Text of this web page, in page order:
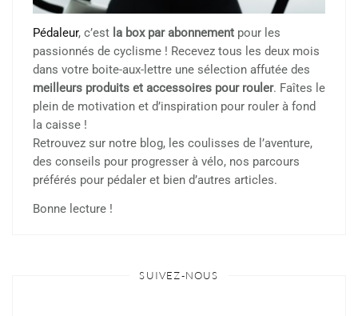
Pédaleur, c’est la box par abonnement pour les
passionnés de cyclisme ! Recevez tous les deux mois
dans votre boite-aux-lettre une sélection affutée des
meilleurs produits et accessoires pour rouler. Faîtes le
plein de motivation et d’inspiration pour rouler à fond
la caisse !
Retrouvez sur notre blog, les coulisses de l’aventure,
des conseils pour progresser à vélo, nos parcours
préférés pour pédaler et bien d’autres articles.
Bonne lecture !
SUIVEZ-NOUS